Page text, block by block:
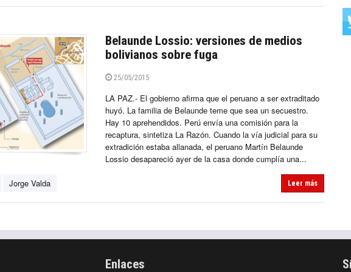
Belaunde Lossio: versiones de medios
bolivianos sobre fuga
25/05/2015
LA PAZ.- El gobierno afirma que el peruano a ser extraditado
huyó. La familia de Belaunde teme que sea un secuestro.
Hay 10 aprehendidos. Perú envía una comisión para la
recaptura, sintetiza La Razón. Cuando la vía judicial para su
extradición estaba allanada, el peruano Martín Belaunde
Lossio desapareció ayer de la casa donde cumplía una...
Jorge Valda Leer más
Enlaces